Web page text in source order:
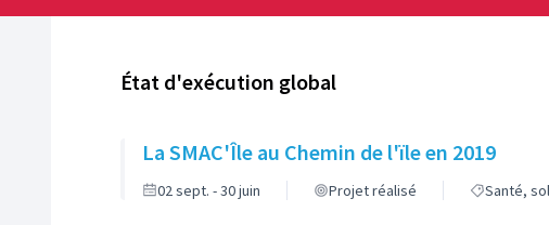
État d'exécution global
La SMAC'Île au Chemin de l'ïle en 2019
02 sept. - 30 juin Projet réalisé Santé,